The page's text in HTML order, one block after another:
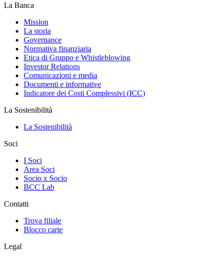
La Banca
Mission
La storia
Governance
Normativa finanziaria
Etica di Gruppo e Whistleblowing
Investor Relations
Comunicazioni e media
Documenti e informative
Indicatore dei Costi Complessivi (ICC)
La Sostenibilità
La Sostenibilità
Soci
I Soci
Area Soci
Socio x Socio
BCC Lab
Contatti
Trova filiale
Blocco carte
Legal